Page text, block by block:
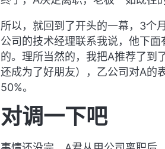
所以，就回到了开头的一幕，3个
公司的技术经理联系我说，他下
的。理所当然的，我把A推荐了到
还成为了好朋友），乙公司对A的
50%。
对调一下吧